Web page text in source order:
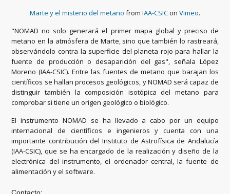
Marte y el misterio del metano from IAA-CSICon Vimeo.
"NOMAD no solo generará el primer mapa global y preciso de
metano en la atmósfera de Marte, sino que también lo rastreará,
observándolo contra la superficie del planeta rojo para hallar la
fuente de producción o desaparición del gas", señala López
Moreno (IAA-CSIC). Entre las fuentes de metano que barajan los
científicos se hallan procesos geológicos, y NOMAD será capaz de
distinguir también la composición isotópica del metano para
comprobar si tiene un origen geológico o biológico.
El instrumento NOMAD se ha llevado a cabo por un equipo
internacional de científicos e ingenieros y cuenta con una
importante contribución del Instituto de Astrofísica de Andalucía
(IAA-CSIC), que se ha encargado de la realización y diseño de la
electrónica del instrumento, el ordenador central, la fuente de
alimentación y el software.
Contacto: